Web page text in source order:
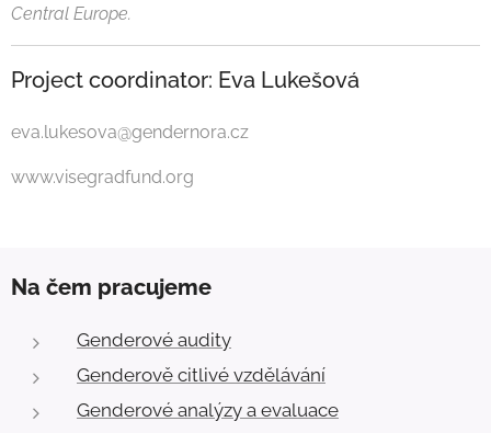
Central Europe.
Project coordinator: Eva Lukešová
eva.lukesova@gendernora.cz
www.visegradfund.org
Na čem pracujeme
Genderové audity
Genderově citlivé vzdělávání
Genderové analýzy a evaluace